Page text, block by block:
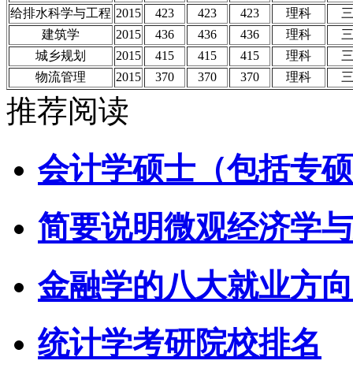
给排水科学与工程 2015 423 423 423 理科
建筑学
2015 436 436 436 理科
城乡规划
2015 415 415 415 理科
物流管理
2015 370 370 370 理科
推荐阅读
会计学硕士（包括专
简要说明微观经济学
金融学的八大就业方
统计学考研院校排名